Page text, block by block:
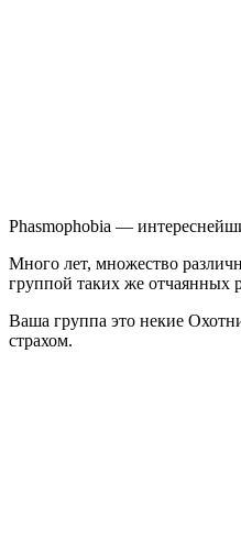
Phasmophobia —
Много лет, множество
группой таких же отчаянных
Ваша группа это некие
страхом.